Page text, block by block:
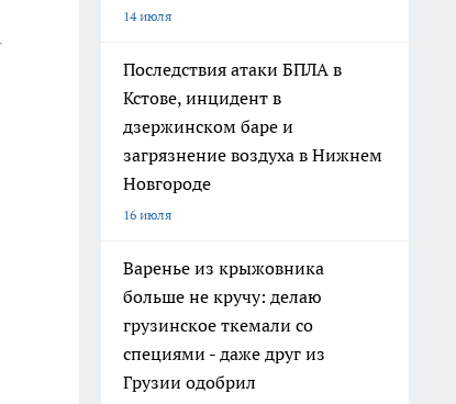
14 июля
Последствия атаки БПЛА в
Кстове, инцидент в
дзержинском баре и
загрязнение воздуха в Нижнем
Новгороде
16 июля
Варенье из крыжовника
больше не кручу: делаю
грузинское ткемали со
специями - даже друг из
Грузии одобрил